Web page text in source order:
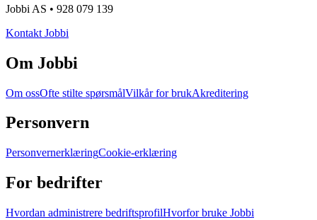
Jobbi AS • 928 079 139
Kontakt Jobbi
Om Jobbi
Om ossOfte stilte spørsmålVilkår for brukAkreditering
Personvern
PersonvernerklæringCookie-erklæring
For bedrifter
Hvordan administrere bedriftsprofilHvorfor bruke Jobbi